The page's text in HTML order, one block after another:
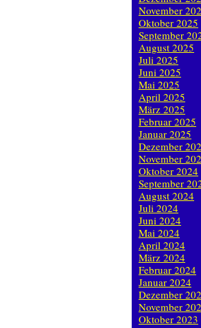
November
Oktober 2025
September
August 2025
Juli 2025
Juni 2025
Mai 2025
April 2025
März 2025
Februar 2025
Januar 2025
Dezember
November
Oktober 2024
September
August 2024
Juli 2024
Juni 2024
Mai 2024
April 2024
März 2024
Februar 2024
Januar 2024
Dezember
November
Oktober 2023